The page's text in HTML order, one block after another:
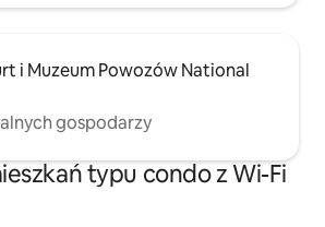
i Muzeum Powozów National
gospodarzy
typu condo z Wi-Fi